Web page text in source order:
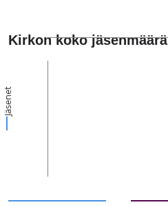
Kirkon koko jäsenmäärä
Jäsenet